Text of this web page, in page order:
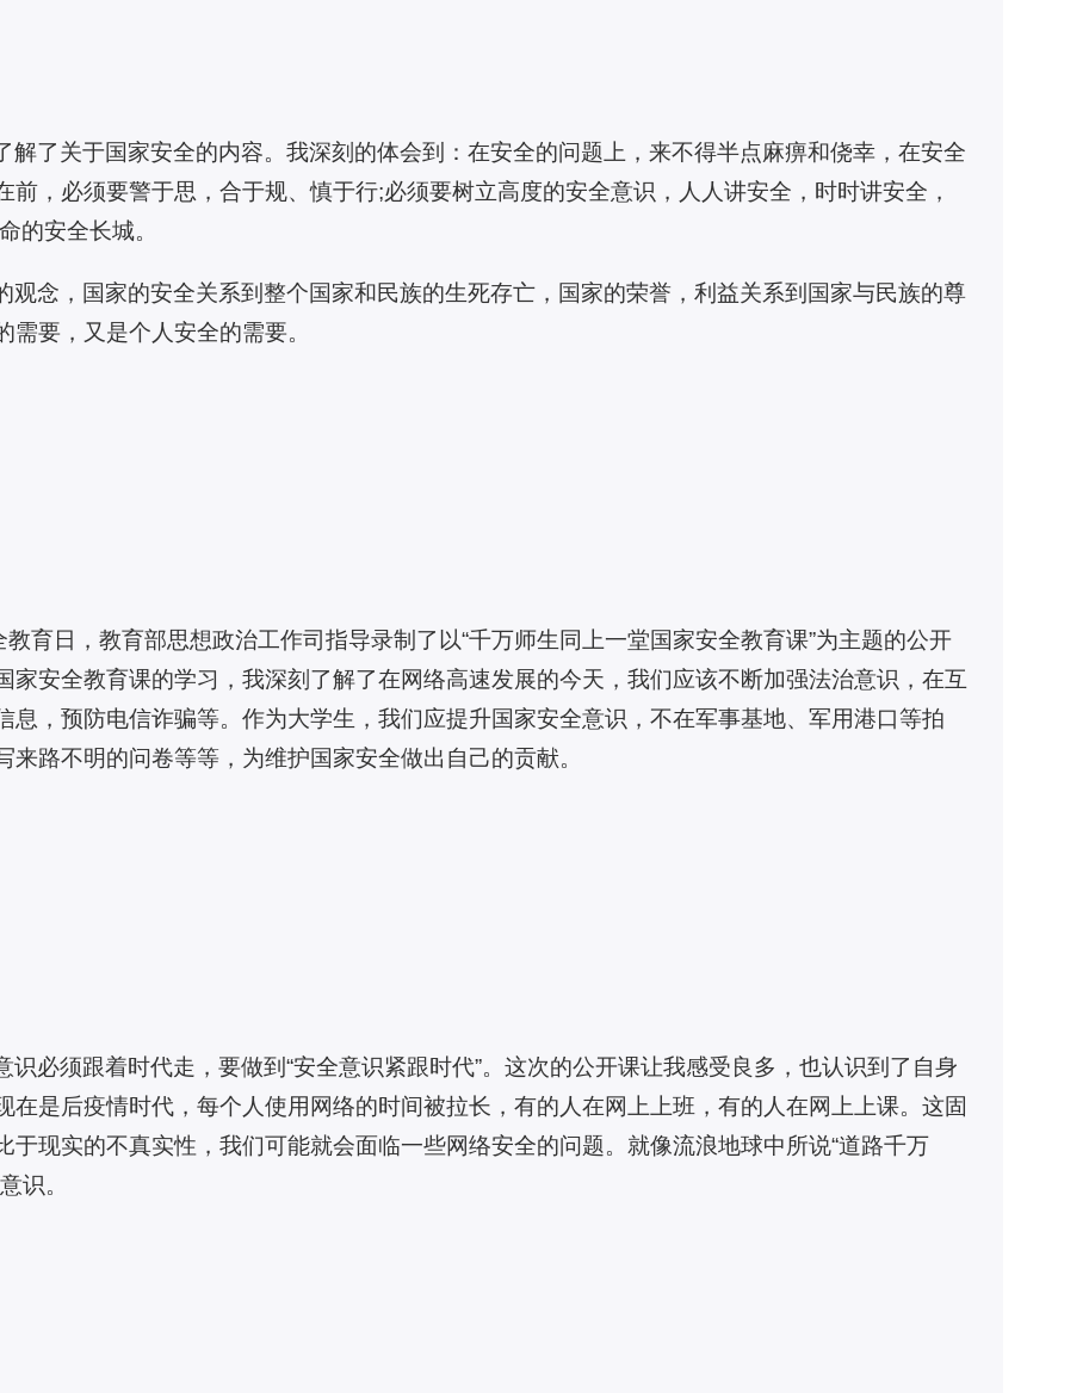
解了关于国家安全的内容。我深刻的体会到：在安全的问题上，来不得半点麻痹和侥幸，在安全
，必须要警于思，合于规、慎于行;必须要树立高度的安全意识，人人讲安全，时时讲安全，
的安全长城。
观念，国家的安全关系到整个国家和民族的生死存亡，国家的荣誉，利益关系到国家与民族的尊
要，又是个人安全的需要。
育日，教育部思想政治工作司指导录制了以“千万师生同上一堂国家安全教育课”为主题的公开
家安全教育课的学习，我深刻了解了在网络高速发展的今天，我们应该不断加强法治意识，在互
息，预防电信诈骗等。作为大学生，我们应提升国家安全意识，不在军事基地、军用港口等拍
路不明的问卷等等，为维护国家安全做出自己的贡献。
必须跟着时代走，要做到“安全意识紧跟时代”。这次的公开课让我感受良多，也认识到了自身
在是后疫情时代，每个人使用网络的时间被拉长，有的人在网上上班，有的人在网上上课。这固
现实的不真实性，我们可能就会面临一些网络安全的问题。就像流浪地球中所说“道路千万
识。